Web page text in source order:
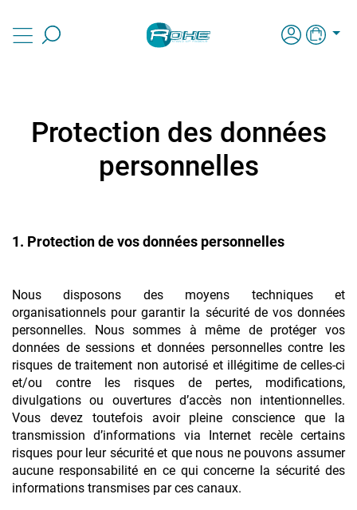
Protection des données
personnelles
1. Protection de vos données personnelles
Nous disposons des moyens techniques et
organisationnels pour garantir la sécurité de vos données
personnelles. Nous sommes à même de protéger vos
données de sessions et données personnelles contre les
risques de traitement non autorisé et illégitime de celles-ci
et/ou contre les risques de pertes, modifications,
divulgations ou ouvertures d’accès non intentionnelles.
Vous devez toutefois avoir pleine conscience que la
transmission d’informations via Internet recèle certains
risques pour leur sécurité et que nous ne pouvons assumer
aucune responsabilité en ce qui concerne la sécurité des
informations transmises par ces canaux.